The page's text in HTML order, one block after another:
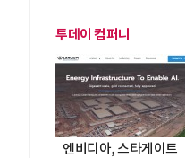
투데이 컴퍼니
엔비디아, 스타게이트